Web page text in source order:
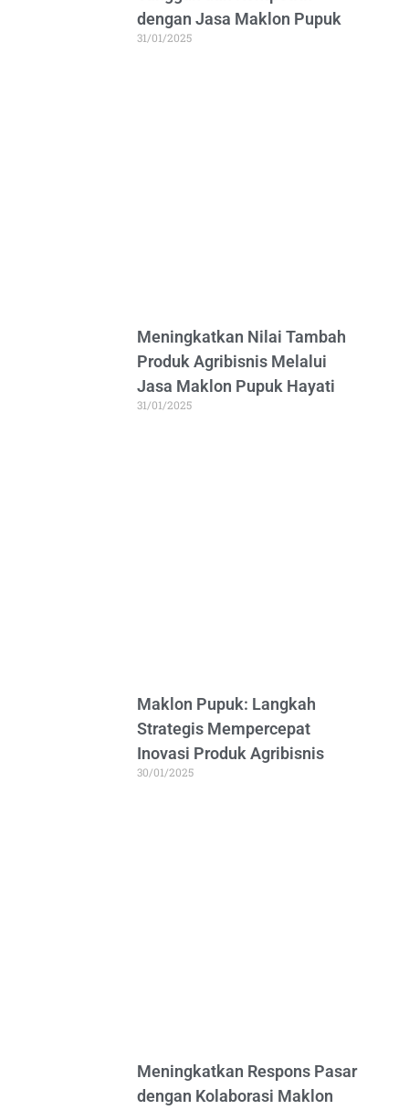
dengan Jasa Maklon Pupuk
31/01/2025
Meningkatkan Nilai Tambah
Produk Agribisnis Melalui
Jasa Maklon Pupuk Hayati
31/01/2025
Maklon Pupuk: Langkah
Strategis Mempercepat
Inovasi Produk Agribisnis
30/01/2025
Meningkatkan Respons Pasar
dengan Kolaborasi Maklon